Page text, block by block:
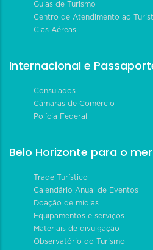
Guias de Turismo
Centro de Atendimento ao
Cias Aéreas
Internacional e
Consulados
Câmaras de Comércio
Polícia Federal
Belo Horizonte para o
Trade Turístico
Calendário Anual de Eventos
Doação de mídias
Equipamentos e serviços
Materiais de divulgação
Observatório do Turismo